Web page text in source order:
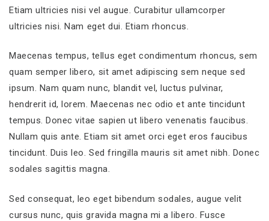
Etiam ultricies nisi vel augue. Curabitur ullamcorper
ultricies nisi. Nam eget dui. Etiam rhoncus.
Maecenas tempus, tellus eget condimentum rhoncus, sem
quam semper libero, sit amet adipiscing sem neque sed
ipsum. Nam quam nunc, blandit vel, luctus pulvinar,
hendrerit id, lorem. Maecenas nec odio et ante tincidunt
tempus. Donec vitae sapien ut libero venenatis faucibus.
Nullam quis ante. Etiam sit amet orci eget eros faucibus
tincidunt. Duis leo. Sed fringilla mauris sit amet nibh. Donec
sodales sagittis magna.
Sed consequat, leo eget bibendum sodales, augue velit
cursus nunc, quis gravida magna mi a libero. Fusce